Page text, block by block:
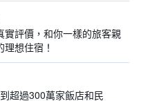
實評價，和你一樣的旅客親
想住宿！
超過300萬家飯店和民